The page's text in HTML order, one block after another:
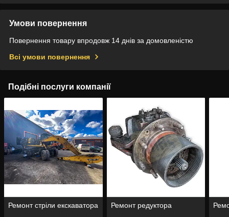
Умови повернення
Повернення товару впродовж 14 днів за домовленістю
Всі умови повернення
Подібні послуги компанії
Ремонт стріли екскаватора Ремонт редуктора